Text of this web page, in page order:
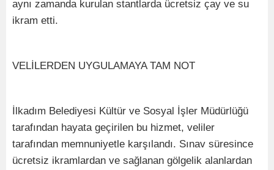
aynı zamanda kurulan stantlarda ücretsiz çay ve su
ikram etti.
VELİLERDEN UYGULAMAYA TAM NOT
İlkadım Belediyesi Kültür ve Sosyal İşler Müdürlüğü
tarafından hayata geçirilen bu hizmet, veliler
tarafından memnuniyetle karşılandı. Sınav süresince
ücretsiz ikramlardan ve sağlanan gölgelik alanlardan